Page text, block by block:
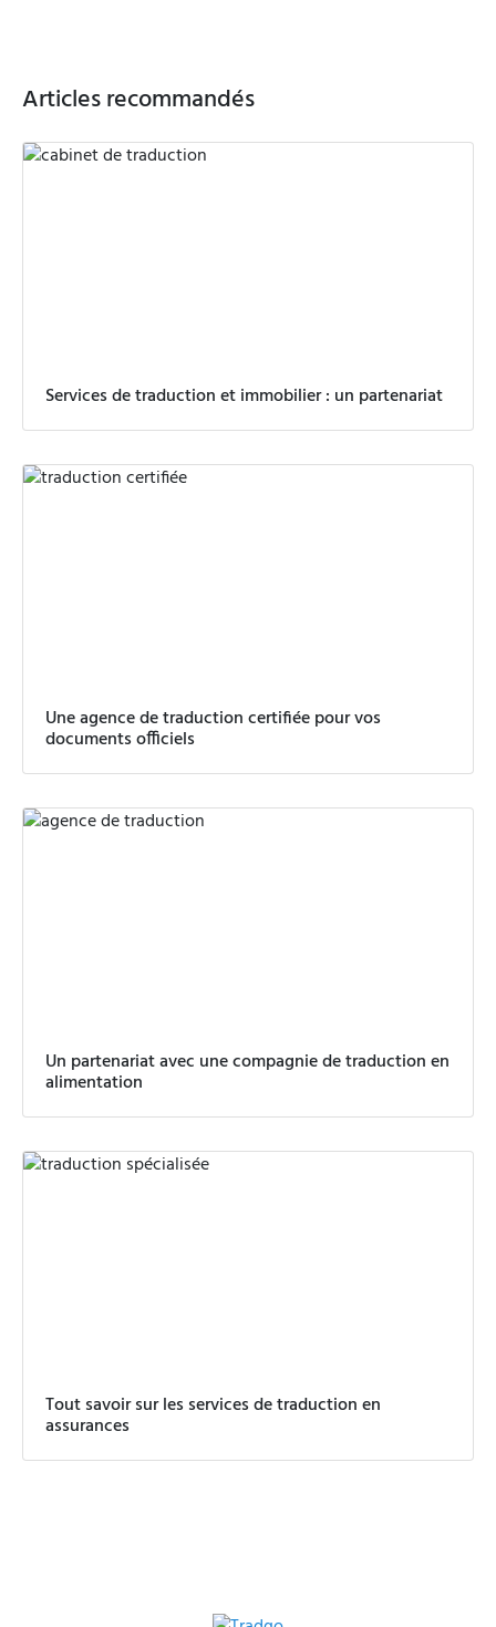
Articles recommandés
Services de traduction et immobilier : un partenariat
Une agence de traduction certifiée pour vos
documents officiels
Un partenariat avec une compagnie de traduction en
alimentation
Tout savoir sur les services de traduction en
assurances